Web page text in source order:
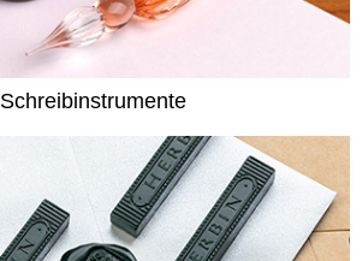
Schreibinstrumente